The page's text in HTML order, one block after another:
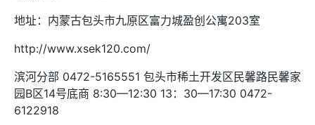
地址：内蒙古包头市九原区富力城盈创公寓203室
http://www.xsek120.com/
滨河分部 0472-5165551 包头市稀土开发区民馨路民馨家
园B区14号底商 8:30—12:30 13：30—17:30 0472-
6122918